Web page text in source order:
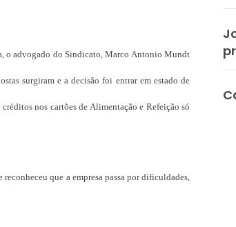
o advogado do Sindicato, Marco Antonio Mundt
surgiram e a decisão foi entrar em estado de
nos cartões de Alimentação e Refeição só
que a empresa passa por dificuldades,